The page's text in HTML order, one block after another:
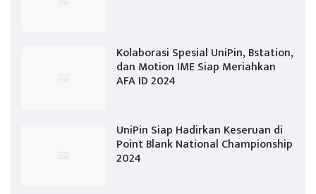
Kolaborasi Spesial UniPin, Bstation,
dan Motion IME Siap Meriahkan
AFA ID 2024
UniPin Siap Hadirkan Keseruan di
Point Blank National Championship
2024